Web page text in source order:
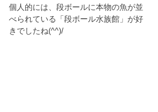
個人的には、段ボールに本物の魚が並
べられている「段ボール水族館」が好
きでしたね(^^)/